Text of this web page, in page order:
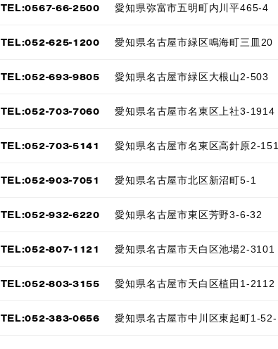
TEL:0567-66-2500 愛知県弥富市五明町内川平465-4
TEL:052-625-1200 愛知県名古屋市緑区鳴海町三皿20
TEL:052-693-9805 愛知県名古屋市緑区大根山2-503
TEL:052-703-7060 愛知県名古屋市名東区上社3-1914
TEL:052-703-5141 愛知県名古屋市名東区高針原2-
TEL:052-903-7051 愛知県名古屋市北区新沼町5-1
TEL:052-932-6220 愛知県名古屋市東区芳野3-6-32
TEL:052-807-1121 愛知県名古屋市天白区池場2-3101
TEL:052-803-3155 愛知県名古屋市天白区植田1-2112
TEL:052-383-0656 愛知県名古屋市中川区東起町1-52-